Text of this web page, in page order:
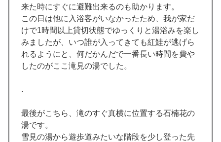
来た時にすぐに避難出来るのも助かります。
この日は他に入浴客がいなかったため、我が家だ
けで1時間以上貸切状態でゆっくりと湯浴みを楽し
みましたが、いつ誰が入ってきても紅鮭が逃げら
れるようにと、何だかんだで一番長い時間を費や
したのがここ滝見の湯でした。
.
最後がこちら、滝のすぐ真横に位置する石楠花の
湯です。
雪見の湯から遊歩道みたいな階段を少し登った先